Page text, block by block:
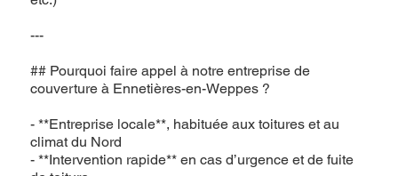
---
## Pourquoi faire appel à notre entreprise de
couverture à Ennetières-en-Weppes ?
- **Entreprise locale**, habituée aux toitures et au
climat du Nord
- **Intervention rapide** en cas d’urgence et de fuite